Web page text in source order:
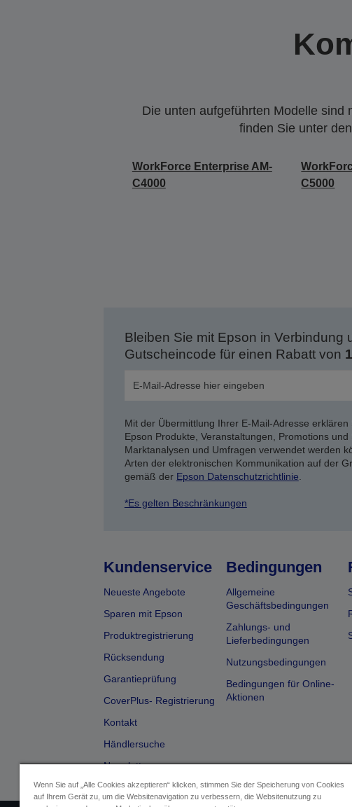
Die unten aufgeführten Modelle sind
finden Sie unter
WorkForce Enterprise AM-
C4000
C5000
Bleiben Sie mit Epson in Verbindung
Gutscheincode für einen Rabatt von
Mit der Übermittlung Ihrer E-Mail-Adresse
Epson Produkte, Veranstaltungen, Promotions
Marktanalysen und Umfragen verwendet werden
Arten der elektronischen Kommunikation auf der
gemäß der Epson Datenschutzrichtlinie
*Es gelten Beschränkungen
Kundenservice
Neueste Angebote
Sparen mit Epson
Produktregistrierung
Rücksendung
Garantieprüfung
CoverPlus- Registrierung
Kontakt
Händlersuche
Newsletter
Bedingungen
Allgemeine
Geschäftsbedingungen
Zahlungs- und
Lieferbedingungen
Nutzungsbedingungen
Bedingungen für Online-
Aktionen
Wenn Sie auf „Alle Cookies akzeptieren“ klicken, stimmen Sie der Speicherung von Cookies
auf Ihrem Gerät zu, um die Websitenavigation zu verbessern, die Websitenutzung zu